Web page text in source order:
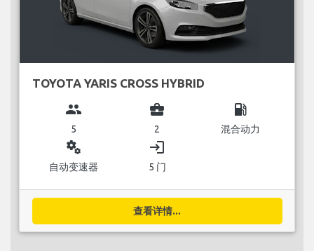
TOYOTA YARIS CROSS HYBRID
group
5
business_center
2
local_gas_station
混合动力
miscellaneous_services
自动变速器
login
5 门
查看详情...